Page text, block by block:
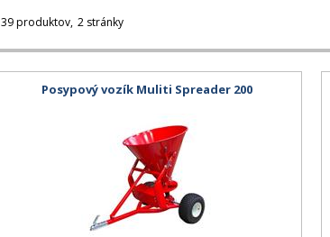
39 produktov 2 stránky
Posypový vozík Muliti Spreader 200